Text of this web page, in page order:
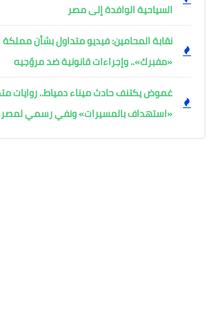
السياحية الوافدة إلى مصر
نقابة المحامين: فيديو متداول بشأن مملكة
«مفبرك».. وإجراءات قانونية ضد مروّجيه
غموض يكتنف حادث ميناء دمياط.. روايات
«استهداف بالمسيرات» ونفي رسمي لمصر